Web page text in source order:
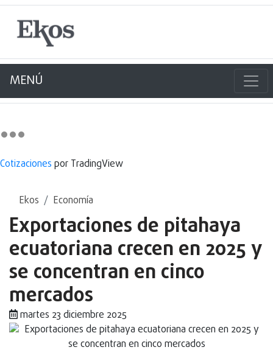
MENÚ
Cotizaciones por TradingView
Ekos Economía
Exportaciones de pitahaya
ecuatoriana crecen en 2025 y
se concentran en cinco
mercados
martes 23 diciembre 2025